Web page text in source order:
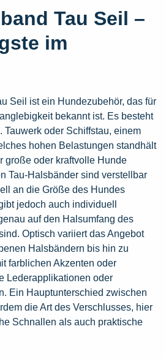
Tau Seil –
im
Seil ist ein Hundezubehör, das für
bekannt ist. Es besteht
Tauwerk oder Schiffstau, einem
hohen Belastungen standhält
große oder kraftvolle Hunde
Tau-Halsbänder sind verstellbar
an die Größe des Hundes
jedoch auch individuell
auf den Halsumfang des
Optisch variiert das Angebot
Halsbändern bis hin zu
farblichen Akzenten oder
Lederapplikationen oder
Ein Hauptunterschied zwischen
die Art des Verschlusses, hier
Schnallen als auch praktische